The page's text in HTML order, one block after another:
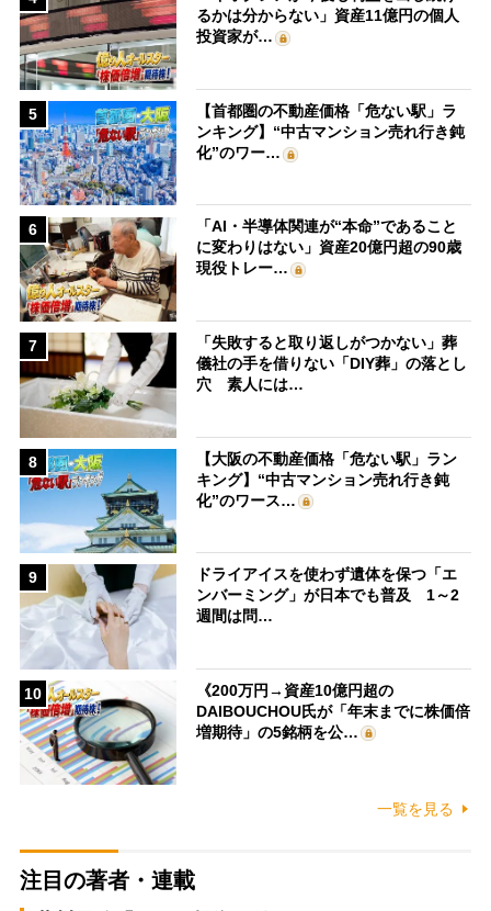
るかは分からない」資産11億円の個人
投資家が…
5
【首都圏の不動産価格「危ない駅」ラ
ンキング】“中古マンション売れ行き鈍
化”のワー…
6
「AI・半導体関連が“本命”であること
に変わりはない」資産20億円超の90歳
現役トレー…
7
「失敗すると取り返しがつかない」葬
儀社の手を借りない「DIY葬」の落とし
穴 素人には…
8
【大阪の不動産価格「危ない駅」ラン
キング】“中古マンション売れ行き鈍
化”のワース…
9
ドライアイスを使わず遺体を保つ「エ
ンバーミング」が日本でも普及 1～2
週間は問…
10
《200万円→資産10億円超の
DAIBOUCHOU氏が「年末までに株価倍
増期待」の5銘柄を公…
一覧を見る
注目の著者・連載